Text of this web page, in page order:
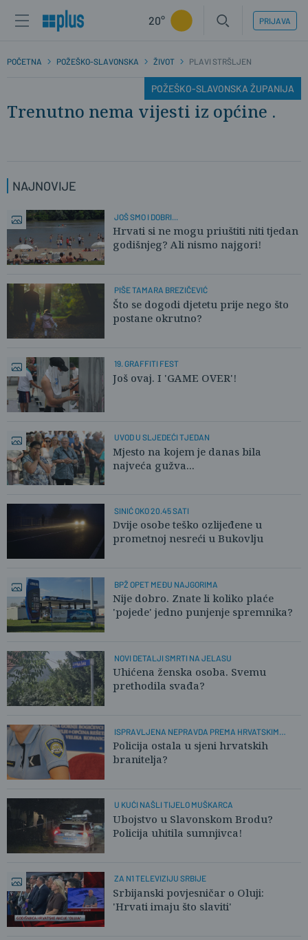
20° PRIJAVA
POČETNA POŽEŠKO-SLAVONSKA ŽIVOT PLAVI STRŠLJEN
POŽEŠKO-SLAVONSKA ŽUPANIJA
Trenutno nema vijesti iz općine .
NAJNOVIJE
JOŠ SMO I DOBRI...
Hrvati si ne mogu priuštiti niti tjedan
godišnjeg? Ali nismo najgori!
PIŠE TAMARA BREZIČEVIĆ
Što se dogodi djetetu prije nego što
postane okrutno?
19. GRAFFITI FEST
Još ovaj. I 'GAME OVER'!
UVOD U SLJEDEĆI TJEDAN
Mjesto na kojem je danas bila
najveća gužva...
SINIĆ OKO 20.45 SATI
Dvije osobe teško ozlijeđene u
prometnoj nesreći u Bukovlju
BPŽ OPET MEĐU NAJGORIMA
Nije dobro. Znate li koliko plaće
'pojede' jedno punjenje spremnika?
NOVI DETALJI SMRTI NA JELASU
Uhićena ženska osoba. Svemu
prethodila svađa?
ISPRAVLJENA NEPRAVDA PREMA HRVATSKIM
POLICAJCIMA
Policija ostala u sjeni hrvatskih
branitelja?
U KUĆI NAŠLI TIJELO MUŠKARCA
Ubojstvo u Slavonskom Brodu?
Policija uhitila sumnjivca!
ZA N1 TELEVIZIJU SRBIJE
Srbijanski povjesničar o Oluji:
'Hrvati imaju što slaviti'